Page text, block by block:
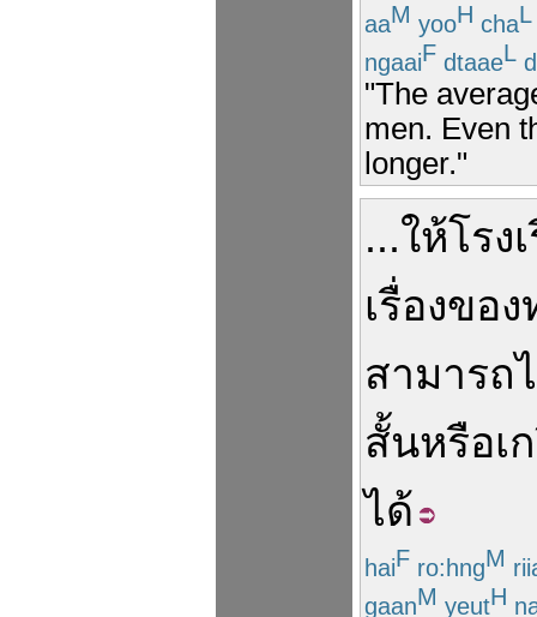
aaM yooH chaL
ngaaiF dtaaeL
"The
men. Even
longer."
...ให้โรง
เรื่องของ
สามารถ
สั้นหรือเ
ได้
haiF ro:hngM
gaanM yeutH